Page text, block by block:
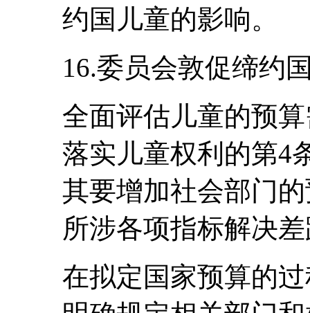
约国儿童的影响。
16.委员会敦促缔约
全面评估儿童的预
落实儿童权利的第4
其要增加社会部门
所涉各项指标解决
在拟定国家预算的